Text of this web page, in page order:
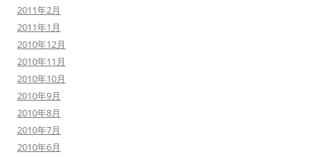
2011年2月
2011年1月
2010年12月
2010年11月
2010年10月
2010年9月
2010年8月
2010年7月
2010年6月